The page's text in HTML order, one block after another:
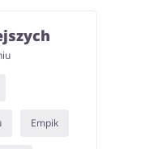
Empik